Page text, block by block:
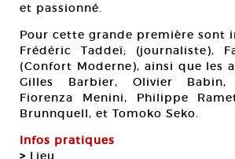
et passionné.
Pour cette grande première sont
Frédéric Taddeï; (journaliste),
(Confort Moderne), ainsi que les
Gilles Barbier, Olivier Babin,
Fiorenza Menini, Philippe
Brunnquell, et Tomoko Seko.
Infos pratiques
> Lieu